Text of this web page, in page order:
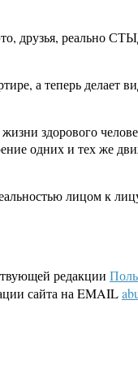
друзья, реально
а теперь делает
здорового
одних и тех же
лицом к
редакции
сайта на EMAIL